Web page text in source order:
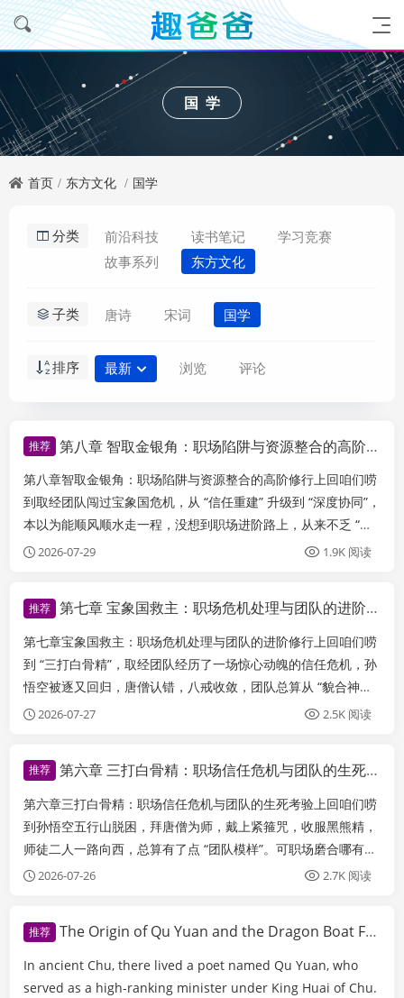
国学
首页 东方文化 国学
分类 前沿科技 读书笔记
学习竞赛
故事系列
东方文化
子类 唐诗 宋词 国学
排序 最新 浏览 评论
推荐 第八章 智取金银角：职场陷阱与资源整合的高阶修行
第八章智取金银角：职场陷阱与资源整合的高阶修行上回咱们唠
到取经团队闯过宝象国危机，从 “信任重建” 升级到 “深度协同”，
本以为能顺风顺水走一程，没想到职场进阶路上，从来不乏 “隐
藏陷阱” 和 “资源博弈”—— 越是看似平稳的阶段，越容易因为
2026-07-29 1.9K 阅读
推荐 第七章 宝象国救主：职场危机处理与团队的进阶修行
第七章宝象国救主：职场危机处理与团队的进阶修行上回咱们唠
到 “三打白骨精”，取经团队经历了一场惊心动魄的信任危机，孙
悟空被逐又回归，唐僧认错，八戒收敛，团队总算从 “貌合神离”
变成了 “心往一处想”。可职场进阶哪有一劳永逸的？这一回，取
2026-07-27 2.5K 阅读
推荐 第六章 三打白骨精：职场信任危机与团队的生死考验
第六章三打白骨精：职场信任危机与团队的生死考验上回咱们唠
到孙悟空五行山脱困，拜唐僧为师，戴上紧箍咒，收服黑熊精，
师徒二人一路向西，总算有了点 “团队模样”。可职场磨合哪有一
帆风顺的？这一回，就迎来了取经团队的第一次 “生死大考”——
2026-07-26 2.7K 阅读
推荐 The Origin of Qu Yuan and the Dragon Boat Festival 屈原与端午节的由来
In ancient Chu, there lived a poet named Qu Yuan, who
served as a high-ranking minister under King Huai of Chu.